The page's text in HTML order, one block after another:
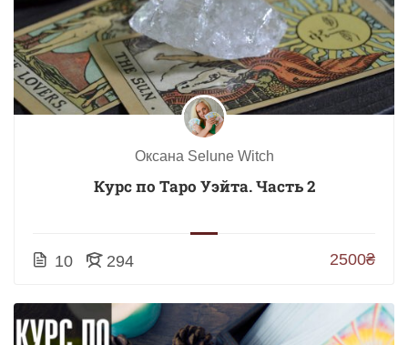
Оксана Selune Witch
Курс по Таро Уэйта. Часть 2
10 294 2500₴